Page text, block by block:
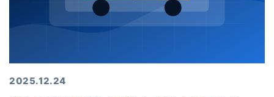
2025.12.24